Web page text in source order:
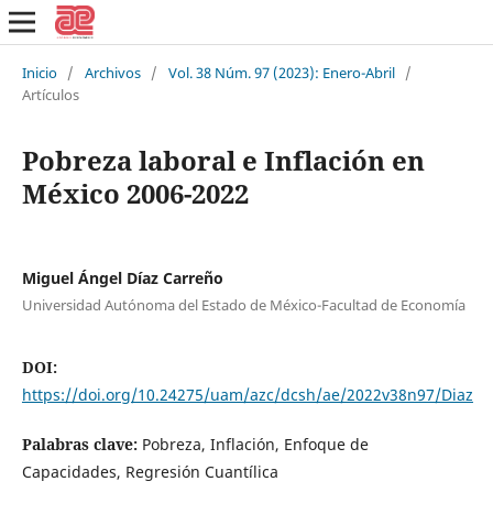
Inicio / Archivos / Vol. 38 Núm. 97 (2023): Enero-Abril /
Artículos
Pobreza laboral e Inflación en
México 2006-2022
Miguel Ángel Díaz Carreño
Universidad Autónoma del Estado de México-Facultad de Economía
DOI:
https://doi.org/10.24275/uam/azc/dcsh/ae/2022v38n97/Diaz
Palabras clave: Pobreza, Inflación, Enfoque de
Capacidades, Regresión Cuantílica